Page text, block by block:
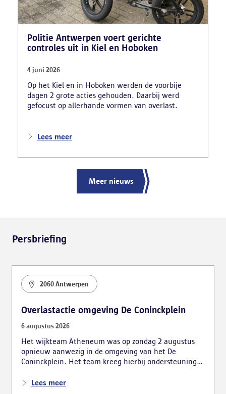
Politie Antwerpen voert gerichte
controles uit in Kiel en Hoboken
4 juni 2026
Op het Kiel en in Hoboken werden de voorbije
dagen 2 grote acties gehouden. Daarbij werd
gefocust op allerhande vormen van overlast.
Lees meer
Meer nieuws
Persbriefing
2060 Antwerpen
Overlastactie omgeving De Coninckplein
6 augustus 2026
Het wijkteam Atheneum was op zondag 2 augustus
opnieuw aanwezig in de omgeving van het De
Coninckplein. Het team kreeg hierbij ondersteuning
verschillende vaststellingen, waarbij ook vijf personen
Lees meer